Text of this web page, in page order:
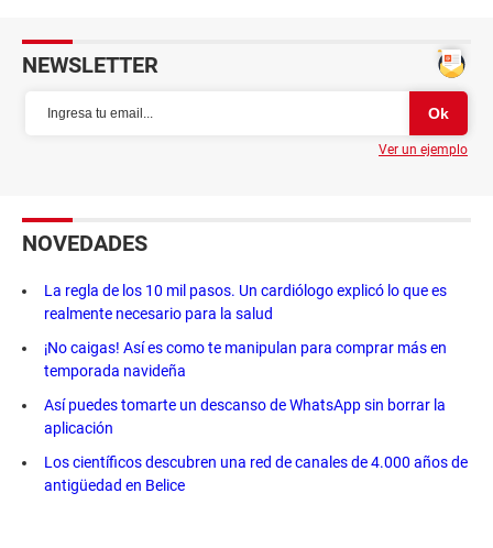
NEWSLETTER
Ver un ejemplo
NOVEDADES
La regla de los 10 mil pasos. Un cardiólogo explicó lo que es
realmente necesario para la salud
¡No caigas! Así es como te manipulan para comprar más en
temporada navideña
Así puedes tomarte un descanso de WhatsApp sin borrar la
aplicación
Los científicos descubren una red de canales de 4.000 años de
antigüedad en Belice